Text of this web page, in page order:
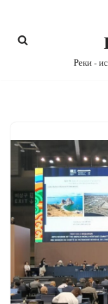
Перейти
Реки -